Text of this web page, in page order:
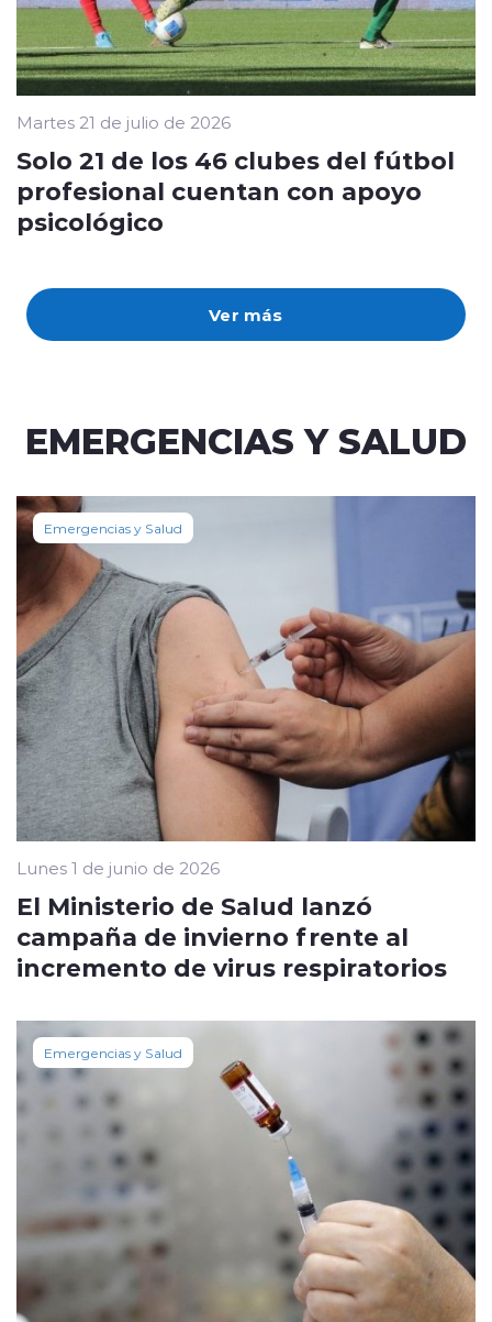
Ver más
Martes 21 de julio de 2026
Solo 21 de los 46 clubes del fútbol
profesional cuentan con apoyo
psicológico
EMERGENCIAS Y SALUD
Emergencias y Salud
Lunes 1 de junio de 2026
El Ministerio de Salud lanzó
campaña de invierno frente al
incremento de virus respiratorios
Emergencias y Salud